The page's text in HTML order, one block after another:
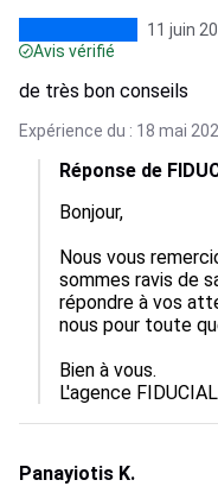
11 juin
Avis vérifié
de très bon conseils
Expérience du : 18 mai
Réponse de
Bonjour,
Nous vous
sommes ravis de
répondre à vos
nous pour toute
Bien à vous.
L'agence
Panayiotis K.